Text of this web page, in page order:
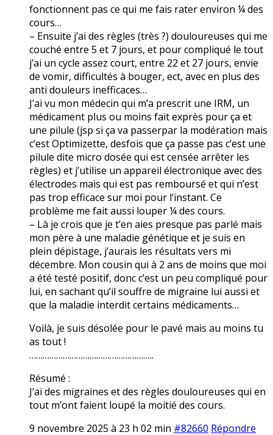
fonctionnent pas ce qui me fais rater environ ¼ des
cours…
– Ensuite j’ai des règles (très ?) douloureuses qui me
couché entre 5 et 7 jours, et pour compliqué le tout
j’ai un cycle assez court, entre 22 et 27 jours, envie
de vomir, difficultés à bouger, ect, avec en plus des
anti douleurs inefficaces…
J’ai vu mon médecin qui m’a prescrit une IRM, un
médicament plus ou moins fait exprès pour ça et
une pilule (jsp si ça va passerpar la modération mais
c’est Optimizette, desfois que ça passe pas c’est une
pilule dite micro dosée qui est censée arrêter les
règles) et j’utilise un appareil électronique avec des
électrodes mais qui est pas remboursé et qui n’est
pas trop efficace sur moi pour l’instant. Ce
problème me fait aussi louper ¼ des cours.
– Là je crois que je t’en aies presque pas parlé mais
mon père à une maladie génétique et je suis en
plein dépistage, j’aurais les résultats vers mi
décembre. Mon cousin qui à 2 ans de moins que moi
a été testé positif, donc c’est un peu compliqué pour
lui, en sachant qu’il souffre de migraine lui aussi et
que la maladie interdit certains médicaments…
Voilà, je suis désolée pour le pavé mais au moins tu
as tout !
………………………………………………..
Résumé :
J’ai des migraines et des règles douloureuses qui en
tout m’ont faient loupé la moitié des cours.
9 novembre 2025 à 23 h 02 min #82660 Répondre